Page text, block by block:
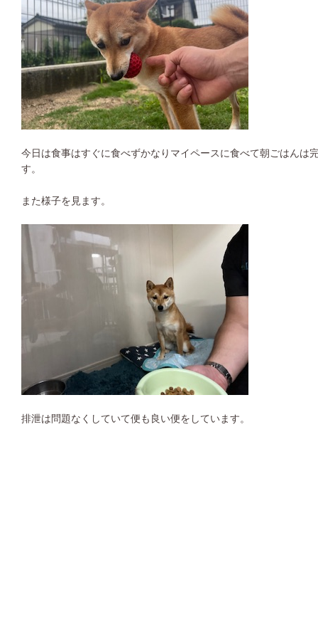
今日は食事はすぐに食べずかなりマイペースに食べて朝ごはんは
す。
また様子を見ます。
排泄は問題なくしていて便も良い便をしています。